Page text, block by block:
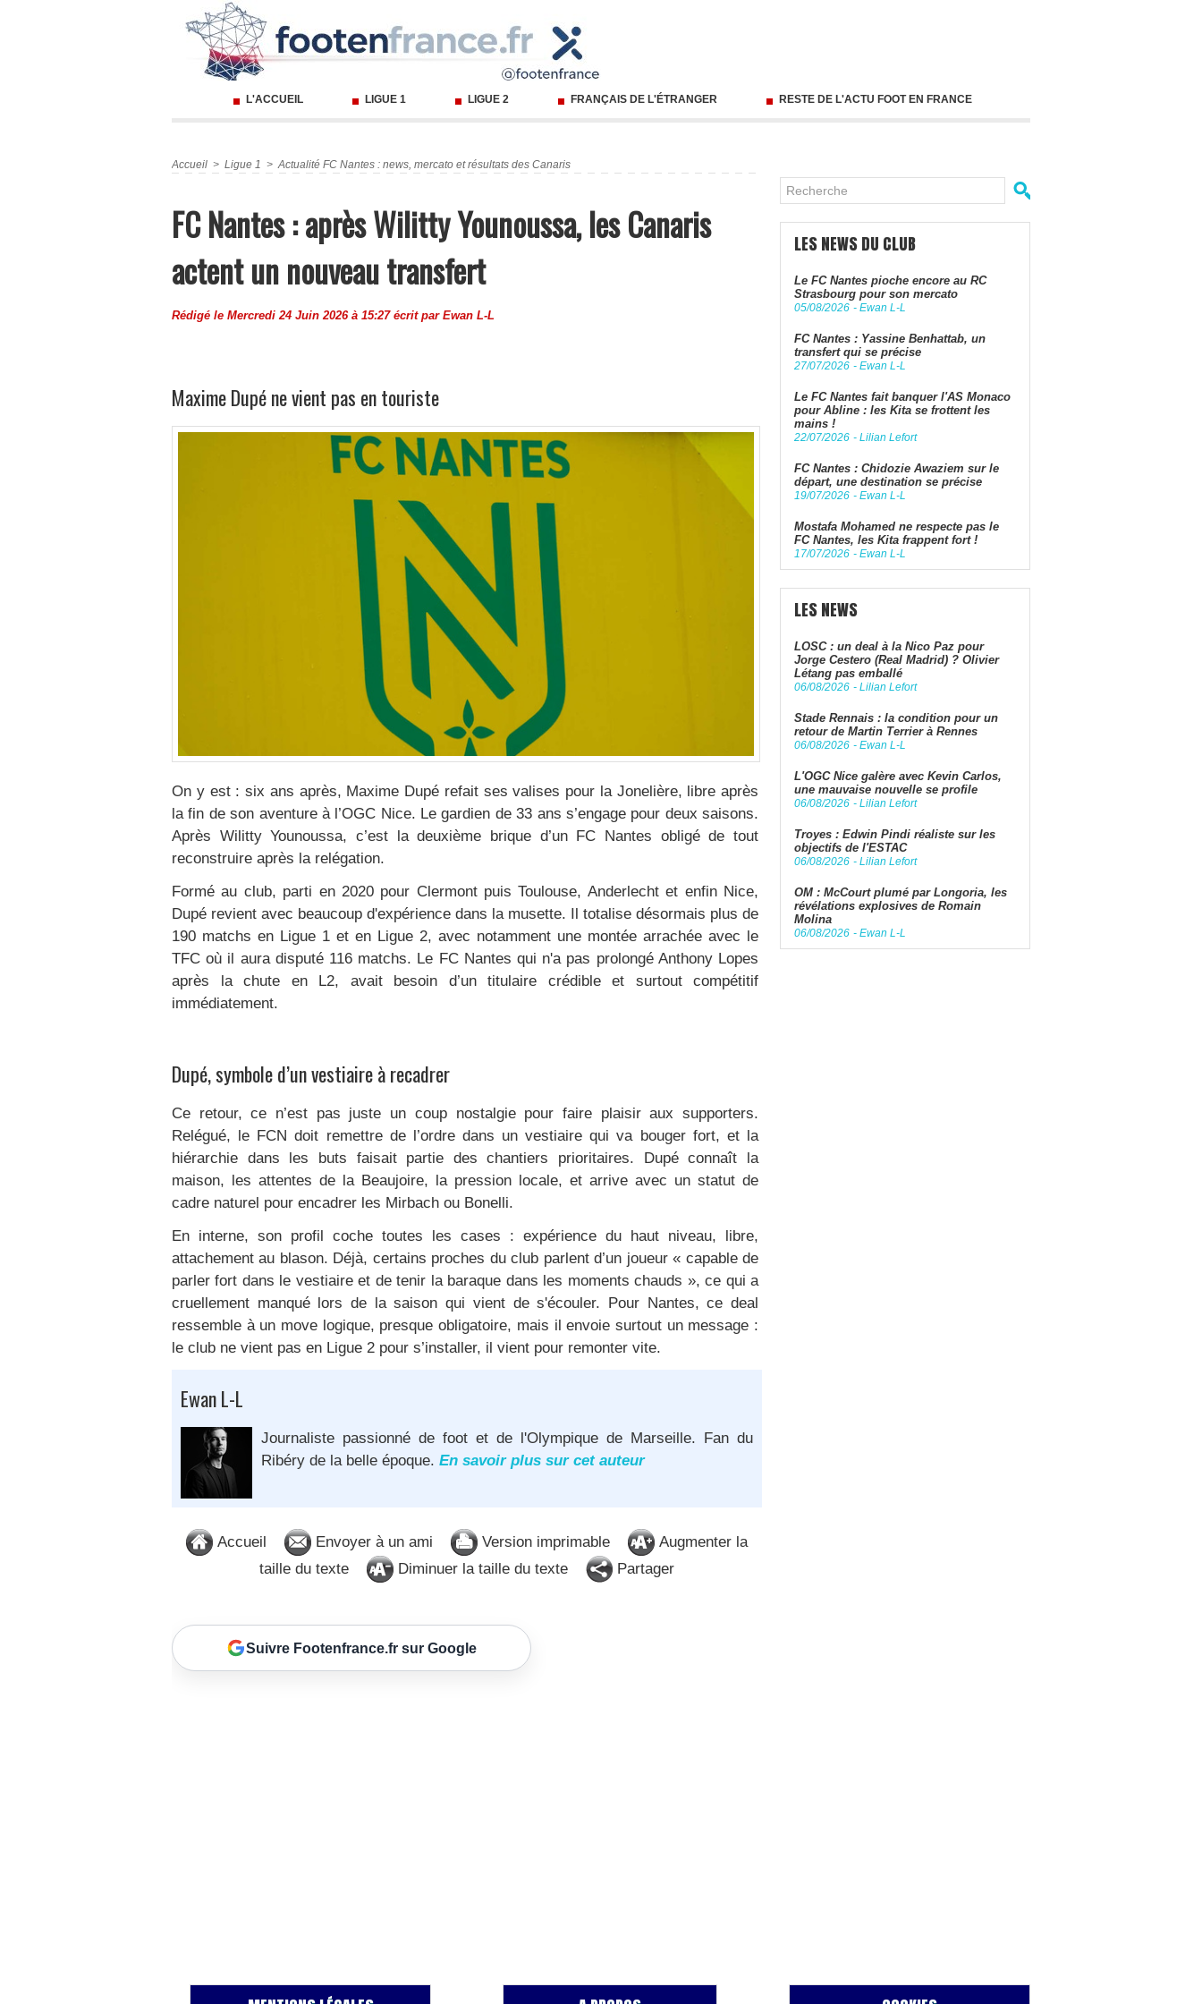
L'ACCUEIL LIGUE 1 LIGUE 2 FRANÇAIS DE L'ÉTRANGER RESTE DE L'ACTU FOOT EN FRANCE
Accueil > Ligue 1 > Actualité FC Nantes : news, mercato et résultats des Canaris
FC Nantes : après Wilitty Younoussa, les Canaris
actent un nouveau transfert
Rédigé le Mercredi 24 Juin 2026 à 15:27 écrit par Ewan L-L
Maxime Dupé ne vient pas en touriste
On y est : six ans après, Maxime Dupé refait ses valises pour la Jonelière, libre après
la fin de son aventure à l’OGC Nice. Le gardien de 33 ans s’engage pour deux saisons.
Après Wilitty Younoussa, c’est la deuxième brique d’un FC Nantes obligé de tout
reconstruire après la relégation.
Formé au club, parti en 2020 pour Clermont puis Toulouse, Anderlecht et enfin Nice,
Dupé revient avec beaucoup d'expérience dans la musette. Il totalise désormais plus de
190 matchs en Ligue 1 et en Ligue 2, avec notamment une montée arrachée avec le
TFC où il aura disputé 116 matchs. Le FC Nantes qui n'a pas prolongé Anthony Lopes
après la chute en L2, avait besoin d’un titulaire crédible et surtout compétitif
immédiatement.
Dupé, symbole d’un vestiaire à recadrer
Ce retour, ce n’est pas juste un coup nostalgie pour faire plaisir aux supporters.
Relégué, le FCN doit remettre de l’ordre dans un vestiaire qui va bouger fort, et la
hiérarchie dans les buts faisait partie des chantiers prioritaires. Dupé connaît la
maison, les attentes de la Beaujoire, la pression locale, et arrive avec un statut de
cadre naturel pour encadrer les Mirbach ou Bonelli.
En interne, son profil coche toutes les cases : expérience du haut niveau, libre,
attachement au blason. Déjà, certains proches du club parlent d’un joueur « capable de
parler fort dans le vestiaire et de tenir la baraque dans les moments chauds », ce qui a
cruellement manqué lors de la saison qui vient de s'écouler. Pour Nantes, ce deal
ressemble à un move logique, presque obligatoire, mais il envoie surtout un message :
le club ne vient pas en Ligue 2 pour s’installer, il vient pour remonter vite.
Ewan L-L
Journaliste passionné de foot et de l'Olympique de Marseille. Fan du
Ribéry de la belle époque. En savoir plus sur cet auteur
Accueil Envoyer à un ami Version imprimable
Augmenter la
taille du texte
Diminuer la taille du texte Partager
Suivre Footenfrance.fr sur Google
LES NEWS DU CLUB
Le FC Nantes pioche encore au RC
Strasbourg pour son mercato
05/08/2026 - Ewan L-L
FC Nantes : Yassine Benhattab, un
transfert qui se précise
27/07/2026 - Ewan L-L
Le FC Nantes fait banquer l'AS Monaco
pour Abline : les Kita se frottent les
mains !
22/07/2026 - Lilian Lefort
FC Nantes : Chidozie Awaziem sur le
départ, une destination se précise
19/07/2026 - Ewan L-L
Mostafa Mohamed ne respecte pas le
FC Nantes, les Kita frappent fort !
17/07/2026 - Ewan L-L
LES NEWS
LOSC : un deal à la Nico Paz pour
Jorge Cestero (Real Madrid) ? Olivier
Létang pas emballé
06/08/2026 - Lilian Lefort
Stade Rennais : la condition pour un
retour de Martin Terrier à Rennes
06/08/2026 - Ewan L-L
L'OGC Nice galère avec Kevin Carlos,
une mauvaise nouvelle se profile
06/08/2026 - Lilian Lefort
Troyes : Edwin Pindi réaliste sur les
objectifs de l'ESTAC
06/08/2026 - Lilian Lefort
OM : McCourt plumé par Longoria, les
révélations explosives de Romain
Molina
06/08/2026 - Ewan L-L